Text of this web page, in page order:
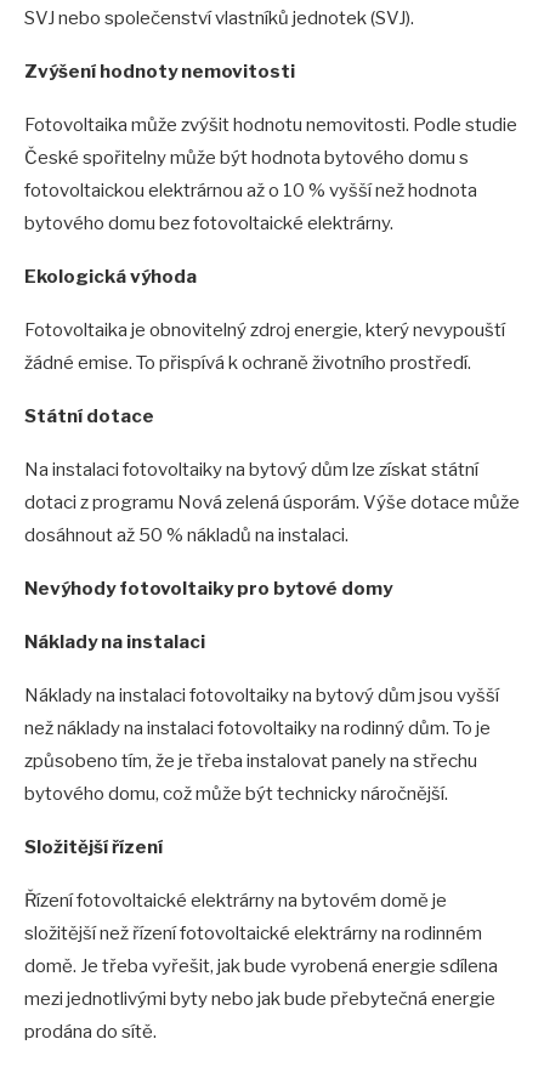
SVJ nebo společenství vlastníků jednotek (SVJ).
Zvýšení hodnoty nemovitosti
Fotovoltaika může zvýšit hodnotu nemovitosti. Podle studie
České spořitelny může být hodnota bytového domu s
fotovoltaickou elektrárnou až o 10 % vyšší než hodnota
bytového domu bez fotovoltaické elektrárny.
Ekologická výhoda
Fotovoltaika je obnovitelný zdroj energie, který nevypouští
žádné emise. To přispívá k ochraně životního prostředí.
Státní dotace
Na instalaci fotovoltaiky na bytový dům lze získat státní
dotaci z programu Nová zelená úsporám. Výše dotace může
dosáhnout až 50 % nákladů na instalaci.
Nevýhody fotovoltaiky pro bytové domy
Náklady na instalaci
Náklady na instalaci fotovoltaiky na bytový dům jsou vyšší
než náklady na instalaci fotovoltaiky na rodinný dům. To je
způsobeno tím, že je třeba instalovat panely na střechu
bytového domu, což může být technicky náročnější.
Složitější řízení
Řízení fotovoltaické elektrárny na bytovém domě je
složitější než řízení fotovoltaické elektrárny na rodinném
domě. Je třeba vyřešit, jak bude vyrobená energie sdílena
mezi jednotlivými byty nebo jak bude přebytečná energie
prodána do sítě.